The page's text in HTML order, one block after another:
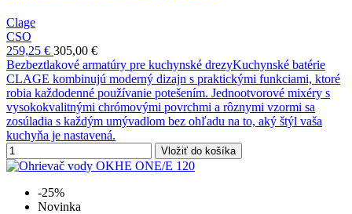
Clage
CSO
259,25 € 305,00 €
Bezbeztlakové armatúry pre kuchynské drezyKuchynské batérie
CLAGE kombinujú moderný dizajn s praktickými funkciami, ktoré
robia každodenné používanie potešením. Jednootvorové mixéry s
vysokokvalitnými chrómovými povrchmi a rôznymi vzormi sa
zosúladia s každým umývadlom bez ohľadu na to, aký štýl vaša
kuchyňa je nastavená.
Vložiť do košíka
-25%
Novinka